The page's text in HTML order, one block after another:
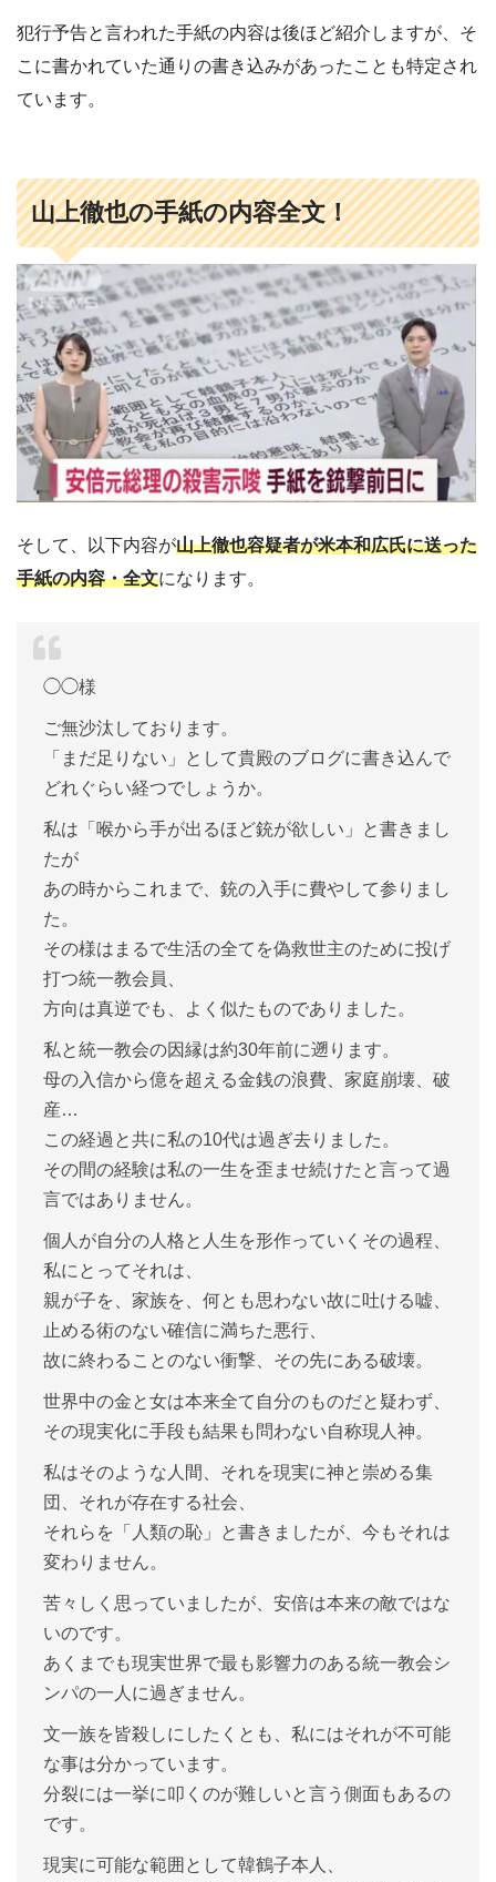
犯行予告と言われた手紙の内容は後ほど紹介しますが、そ
こに書かれていた通りの書き込みがあったことも特定され
ています。
山上徹也の手紙の内容全文！
そして、以下内容が山上徹也容疑者が米本和広氏に送った
手紙の内容・全文になります。
◯◯様
ご無沙汰しております。
「まだ足りない」として貴殿のブログに書き込んで
どれぐらい経つでしょうか。
私は「喉から手が出るほど銃が欲しい」と書きまし
たが
あの時からこれまで、銃の入手に費やして参りまし
た。
その様はまるで生活の全てを偽救世主のために投げ
打つ統一教会員、
方向は真逆でも、よく似たものでありました。
私と統一教会の因縁は約30年前に遡ります。
母の入信から億を超える金銭の浪費、家庭崩壊、破
産…
この経過と共に私の10代は過ぎ去りました。
その間の経験は私の一生を歪ませ続けたと言って過
言ではありません。
個人が自分の人格と人生を形作っていくその過程、
私にとってそれは、
親が子を、家族を、何とも思わない故に吐ける嘘、
止める術のない確信に満ちた悪行、
故に終わることのない衝撃、その先にある破壊。
世界中の金と女は本来全て自分のものだと疑わず、
その現実化に手段も結果も問わない自称現人神。
私はそのような人間、それを現実に神と崇める集
団、それが存在する社会、
それらを「人類の恥」と書きましたが、今もそれは
変わりません。
苦々しく思っていましたが、安倍は本来の敵ではな
いのです。
あくまでも現実世界で最も影響力のある統一教会シ
ンパの一人に過ぎません。
文一族を皆殺しにしたくとも、私にはそれが不可能
な事は分かっています。
分裂には一挙に叩くのが難しいと言う側面もあるの
です。
現実に可能な範囲として韓鶴子本人、